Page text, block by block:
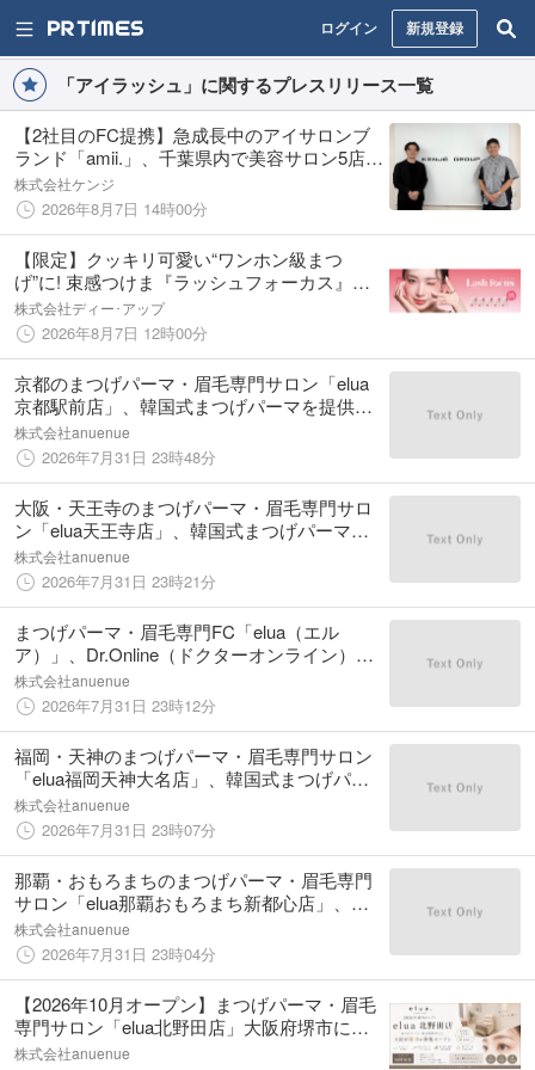
ログイン 新規登録
「アイラッシュ」に関するプレスリリース一覧
【2社目のFC提携】急成長中のアイサロンブ
ランド「amii.」、千葉県内で美容サロン5店舗
を展開する「株式会社JAGARA」と事業提携
を締結
株式会社ケンジ
2026年8月7日 14時00分
【限定】クッキリ可愛い“ワンホン級まつ
げ”に! 束感つけま『ラッシュフォーカス』新
デザイン5型が登場
株式会社ディー･アップ
2026年8月7日 12時00分
京都のまつげパーマ・眉毛専門サロン「elua
京都駅前店」、韓国式まつげパーマを提供開
始
株式会社anuenue
2026年7月31日 23時48分
大阪・天王寺のまつげパーマ・眉毛専門サロ
ン「elua天王寺店」、韓国式まつげパーマを
提供開始
株式会社anuenue
2026年7月31日 23時21分
まつげパーマ・眉毛専門FC「elua（エル
ア）」、Dr.Online（ドクターオンライン）へ
の累計登録者数が100名を突破
株式会社anuenue
2026年7月31日 23時12分
福岡・天神のまつげパーマ・眉毛専門サロン
「elua福岡天神大名店」、韓国式まつげパー
マを提供開始
株式会社anuenue
2026年7月31日 23時07分
那覇・おもろまちのまつげパーマ・眉毛専門
サロン「elua那覇おもろまち新都心店」、韓
国式まつげパーマを提供開始
株式会社anuenue
2026年7月31日 23時04分
【2026年10月オープン】まつげパーマ・眉毛
専門サロン「elua北野田店」大阪府堺市に新
規オープン｜スタッフも同時募集
株式会社anuenue